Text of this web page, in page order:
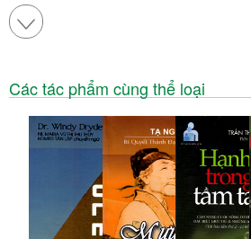
Ý tưởng 2. Hạnh phúc là
hiện tại
nghiệm
Ý tưởng 4. Hãy kiên
cường, bật dậy và tiến lên
35
Ý tưởng 5. Tận hưởng
chuyến hành trình
39
Ý tưởng 6. Phần lớn lo lắng
đều là vô căn cứ
43
Ý tưởng 7. Đi theo tiếng
46
thành
Ý
sắc
Ý
thân
Các tác phẩm cùng thể loại